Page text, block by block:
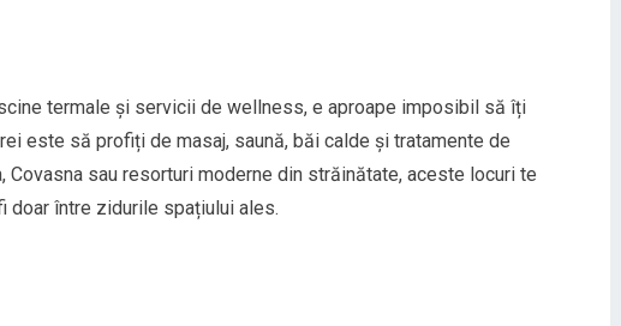
termale și servicii de wellness, e aproape imposibil să îți
este să profiți de masaj, saună, băi calde și tratamente de
Covasna sau resorturi moderne din străinătate, aceste locuri te
doar între zidurile spațiului ales.